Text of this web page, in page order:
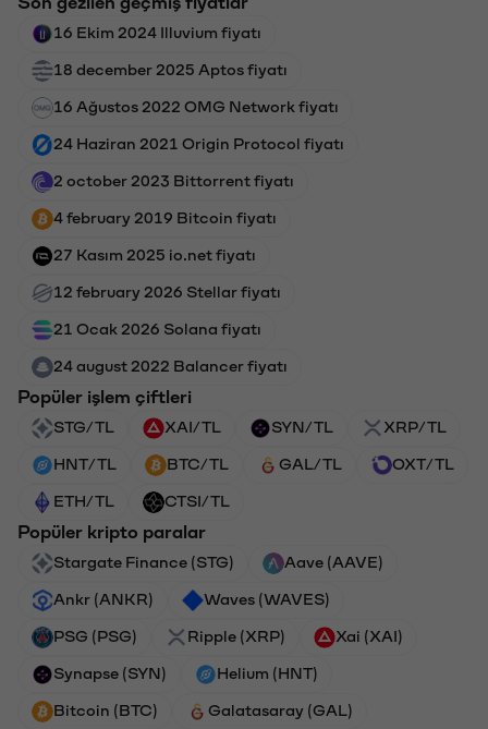
16 Ekim 2024 Illuvium fiyatı
18 december 2025 Aptos fiyatı
16 Ağustos 2022 OMG Network fiyatı
24 Haziran 2021 Origin Protocol fiyatı
2 october 2023 Bittorrent fiyatı
4 february 2019 Bitcoin fiyatı
27 Kasım 2025 io.net fiyatı
12 february 2026 Stellar fiyatı
21 Ocak 2026 Solana fiyatı
24 august 2022 Balancer fiyatı
Popüler işlem çiftleri
STG/TL XAI/TL SYN/TL XRP/TL
HNT/TL BTC/TL GAL/TL OXT/TL
ETH/TL CTSI/TL
Popüler kripto paralar
Stargate Finance (STG) Aave (AAVE)
Ankr (ANKR) Waves (WAVES)
PSG (PSG) Ripple (XRP) Xai (XAI)
Synapse (SYN) Helium (HNT)
Bitcoin (BTC) Galatasaray (GAL)